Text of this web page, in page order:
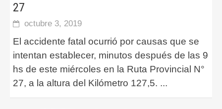
27
octubre 3, 2019
El accidente fatal ocurrió por causas que se
intentan establecer, minutos después de las 9
hs de este miércoles en la Ruta Provincial N°
27, a la altura del Kilómetro 127,5. ...